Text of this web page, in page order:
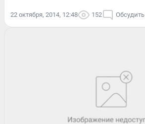
22 октября, 2014, 12:48 152 Обсудить